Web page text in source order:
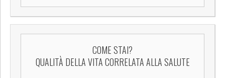
COME STAI?
QUALITÀ DELLA VITA CORRELATA ALLA SALUTE